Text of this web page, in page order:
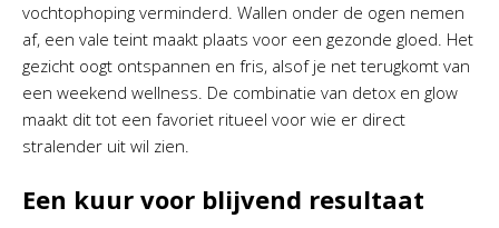
vochtophoping verminderd. Wallen onder de ogen nemen
af, een vale teint maakt plaats voor een gezonde gloed. Het
gezicht oogt ontspannen en fris, alsof je net terugkomt van
een weekend wellness. De combinatie van detox en glow
maakt dit tot een favoriet ritueel voor wie er direct
stralender uit wil zien.
Een kuur voor blijvend resultaat